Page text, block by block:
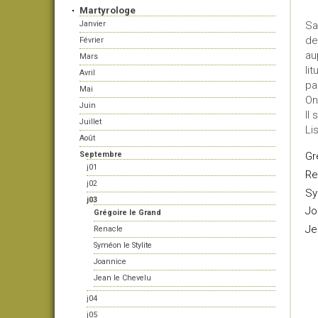
Martyrologe
Janvier
Février
Mars
Avril
Mai
Juin
Juillet
Août
Septembre
j01
j02
j03
Grégoire le Grand
Renacle
Syméon le Stylite
Joannice
Jean le Chevelu
j04
j05
Il